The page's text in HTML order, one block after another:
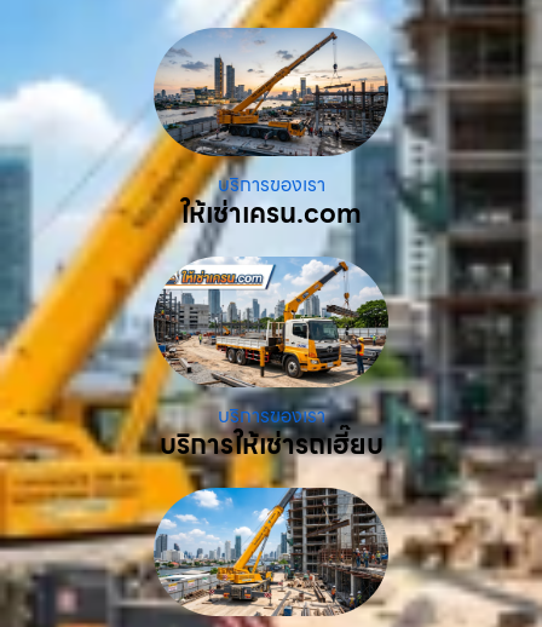
บริการของเรา
ให้เช่าเครน.com
บริการของเรา
บริการให้เช่ารถเฮี๊ยบ